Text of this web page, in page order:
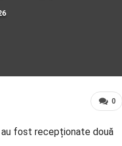
0
au fost recepționate două